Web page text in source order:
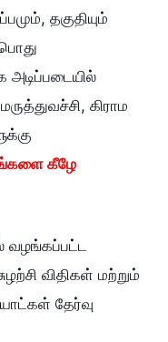
தகுதியும்
அடிப்படையில்
கிராம
கீழே
வழங்கப்பட்ட
விதிகள் மற்றும்
தேர்வு